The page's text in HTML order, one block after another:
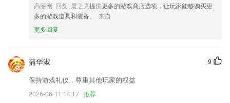
高丽刚 回复 屠之克提供更多的游戏商店选项，让玩家能够购买更
多的游戏道具和装备。
来自
更多回复
9
蒲华淑
保持游戏礼仪，尊重其他玩家的权益
2026-06-11 14:17 推荐